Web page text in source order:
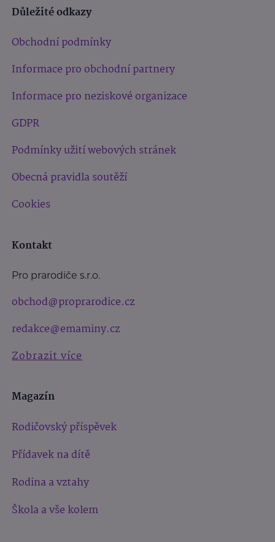
Důležité odkazy
Obchodní podmínky
Informace pro obchodní partnery
Informace pro neziskové organizace
GDPR
Podmínky užití webových stránek
Obecná pravidla soutěží
Cookies
Kontakt
Pro prarodiče s.r.o.
obchod@proprarodice.cz
redakce@emaminy.cz
Zobrazit více
Magazín
Rodičovský příspěvek
Přídavek na dítě
Rodina a vztahy
Škola a vše kolem